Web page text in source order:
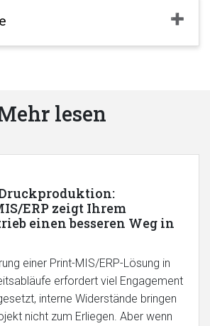
lesen
ERP zeigt Ihrem
einen besseren Weg in
einer Print-MIS/ERP-Lösung in
erfordert viel Engagement
interne Widerstände bringen
nicht zum Erliegen. Aber wenn